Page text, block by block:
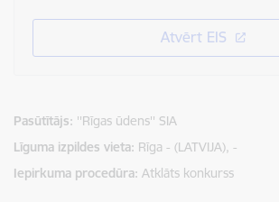
Atvērt EIS
Pasūtītājs ''Rīgas ūdens'' SIA
Līguma izpildes vieta Rīga - (LATVIJA), -
Iepirkuma procedūra Atklāts konkurss